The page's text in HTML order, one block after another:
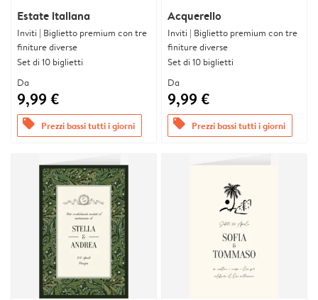
Estate italiana
Inviti | Biglietto premium con tre
finiture diverse
Set di 10 biglietti
Da
9,99 €
offers Prezzi bassi tutti i giorni
Acquerello
Inviti | Biglietto premium con tre
finiture diverse
Set di 10 biglietti
Da
9,99 €
offers Prezzi bassi tutti i giorni